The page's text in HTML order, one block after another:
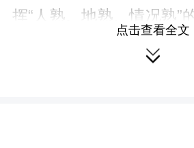
挥“人熟、地熟、情况熟”
态化入户走访，将片区
难愁盼一一记入民情台
点击查看全文
